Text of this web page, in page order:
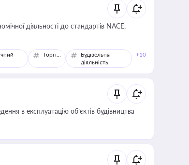
діяльності до стандартів NACE,
Торгівля
Будівельна
діяльність
+10
в експлуатацію об’єктів будівництва